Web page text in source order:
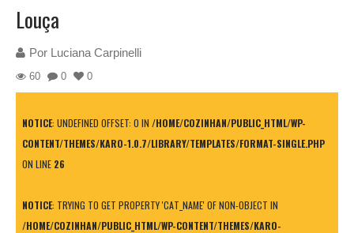
Louça
Por Luciana Carpinelli
60 0 0
NOTICE: UNDEFINED OFFSET: 0 IN /HOME/COZINHAN/PUBLIC_HTML/WP-
CONTENT/THEMES/KARO-1.0.7/LIBRARY/TEMPLATES/FORMAT-SINGLE.PHP
ON LINE 26
NOTICE: TRYING TO GET PROPERTY 'CAT_NAME' OF NON-OBJECT IN
/HOME/COZINHAN/PUBLIC_HTML/WP-CONTENT/THEMES/KARO-